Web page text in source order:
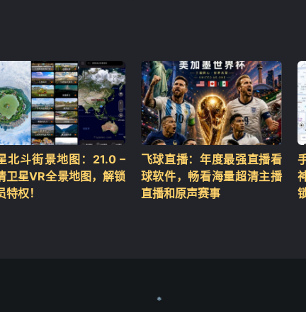
北斗街景地图：21.0 –
卫星VR全景地图，解锁
特权！
飞球直播：年度最强直播看
球软件，畅看海量超清主播
直播和原声赛事